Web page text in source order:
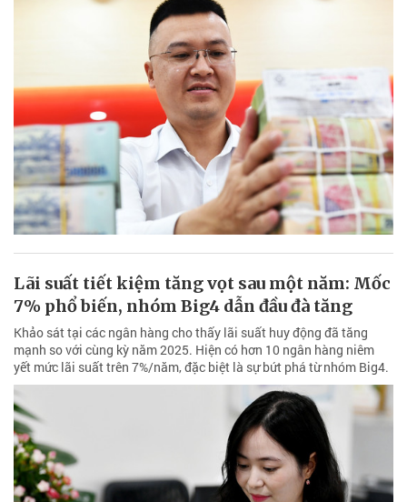
Lãi suất tiết kiệm tăng vọt sau một năm: Mốc
7% phổ biến, nhóm Big4 dẫn đầu đà tăng
Khảo sát tại các ngân hàng cho thấy lãi suất huy động đã tăng
mạnh so với cùng kỳ năm 2025. Hiện có hơn 10 ngân hàng niêm
yết mức lãi suất trên 7%/năm, đặc biệt là sự bứt phá từ nhóm Big4.